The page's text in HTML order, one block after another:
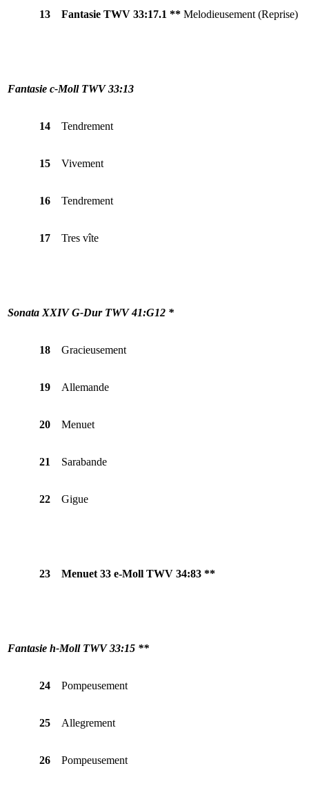
13 Fantasie TWV 33:17.1 ** Melodieusement (Reprise)
Fantasie c-Moll TWV 33:13
14 Tendrement
15 Vivement
16 Tendrement
17 Tres vîte
Sonata XXIV G-Dur TWV 41:G12 *
18 Gracieusement
19 Allemande
20 Menuet
21 Sarabande
22 Gigue
23 Menuet 33 e-Moll TWV 34:83 **
Fantasie h-Moll TWV 33:15 **
24 Pompeusement
25 Allegrement
26 Pompeusement